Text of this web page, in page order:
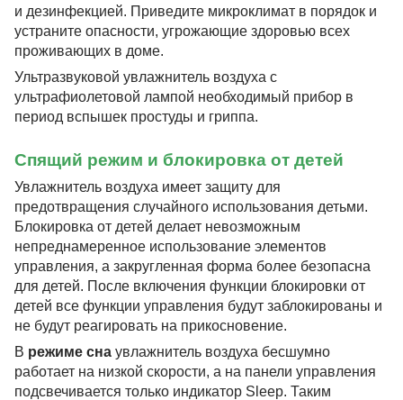
и дезинфекцией. Приведите микроклимат в порядок и
устраните опасности, угрожающие здоровью всех
проживающих в доме.
Ультразвуковой увлажнитель воздуха с
ультрафиолетовой лампой необходимый прибор в
период вспышек простуды и гриппа.
Спящий режим и блокировка от детей
Увлажнитель воздуха имеет защиту для
предотвращения случайного использования детьми.
Блокировка от детей делает невозможным
непреднамеренное использование элементов
управления, а закругленная форма более безопасна
для детей. После включения функции блокировки от
детей все функции управления будут заблокированы и
не будут реагировать на прикосновение.
В режиме сна увлажнитель воздуха бесшумно
работает на низкой скорости, а на панели управления
подсвечивается только индикатор Sleep. Таким